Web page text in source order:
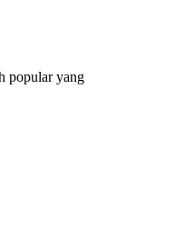
popular yang